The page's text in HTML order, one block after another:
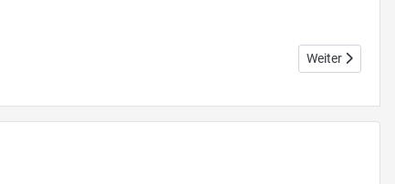
Nächster
Weiter